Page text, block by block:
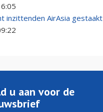
inzittenden AirAsia gestaakt
u aan voor de